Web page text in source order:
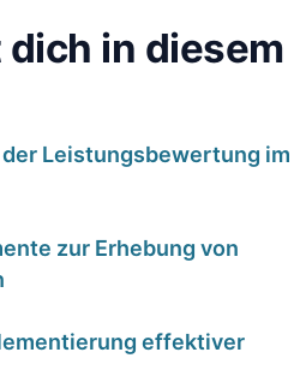
in diesem
‌Leistungsbewertung ⁤im
zur Erhebung von
effektiver